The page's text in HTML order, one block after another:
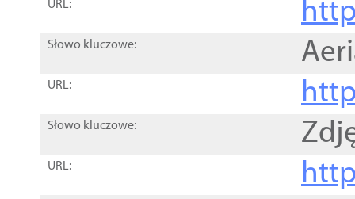
URL:
Słowo kluczowe:
URL:
Słowo kluczowe:
URL: